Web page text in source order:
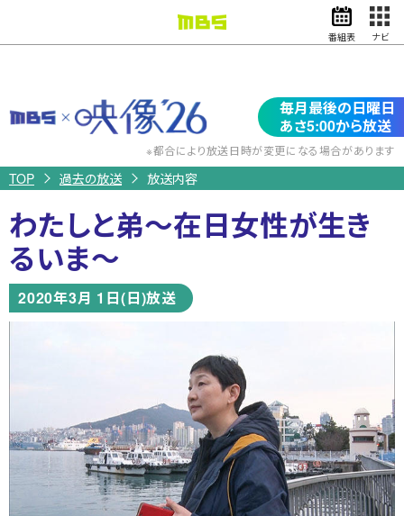
ドラマ
アニメ
天気・防災 イベント
グッズ
検索
番組表 ナビ
映
像’26
毎月最後の日曜日
あさ5:00から放送
※都合により放送日時が変更になる場合があります
TOP 過去の放送 放送内容
わたしと弟～在日女性が生き
るいま～
2020年3月 1日(日)放送